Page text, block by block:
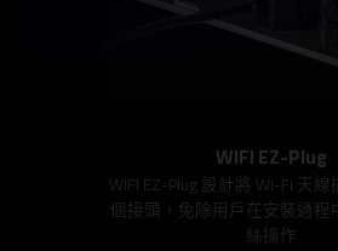
WIFI EZ-Plug
WIFI EZ-Plug 設計將 Wi-Fi 天
個接頭，免除用戶在安裝過程
絲操作